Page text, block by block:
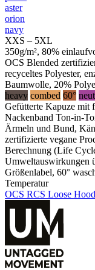
aster
orion
navy
XXS – 5XL
350g/m², 80%
OCS Blended
recyceltes Polyester,
Baumwolle, 20%
heavy combed 60°
Gefütterte Kapuze mit
Nackenband Ton-in-
Ärmeln und Bund,
zertifizierte vegane
Berechnung (Life
Umweltauswirkungen
Größenlabel, 60°
Temperatur
OCS RCS Loose